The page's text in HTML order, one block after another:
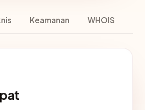
Keamanan WHOIS